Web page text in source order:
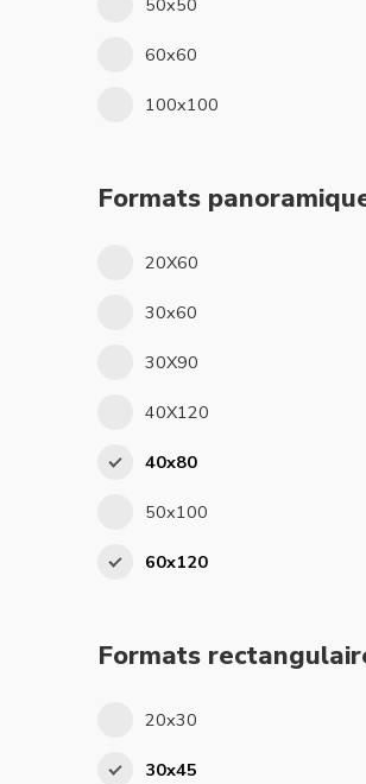
60x60
100x100
Formats
20X60
30x60
30X90
40X120
40x80
50x100
60x120
Formats
20x30
30x45